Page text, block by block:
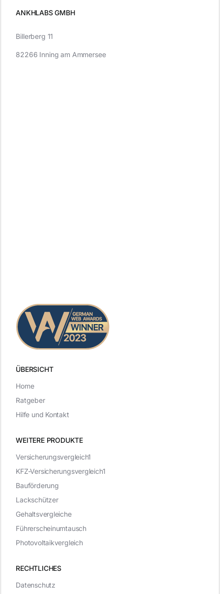
ANKHLABS GMBH
ÜBERSICHT
WEITERE PRODUKTE
RECHTLICHES
Billerberg 11
82266 Inning am Ammersee
Datenschutz
Versicherungsvergleich1
KFZ-Versicherungsvergleich1
Bauförderung
Lackschützer
Gehaltsvergleiche
Führerscheinumtausch
Photovoltaikvergleich
Home
Ratgeber
Hilfe und Kontakt